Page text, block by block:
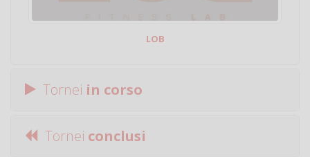
LOB
Tornei in corso
Tornei conclusi